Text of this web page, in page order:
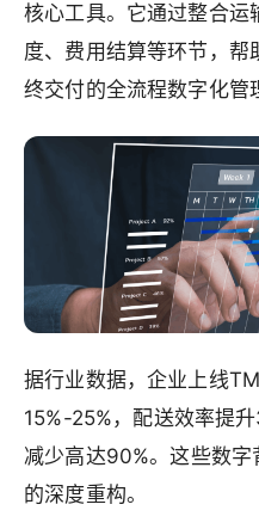
核心工具。它通过整合运
度、费用结算等环节，
终交付的全流程数字化管
据行业数据，企业上线
15%-25%，配送效率提
减少高达90%。这些数
的深度重构。